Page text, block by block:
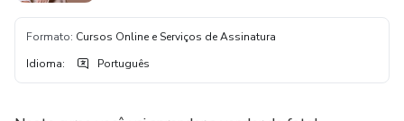
Formato: Cursos Online e Serviços de Assinatura
Idioma: Português